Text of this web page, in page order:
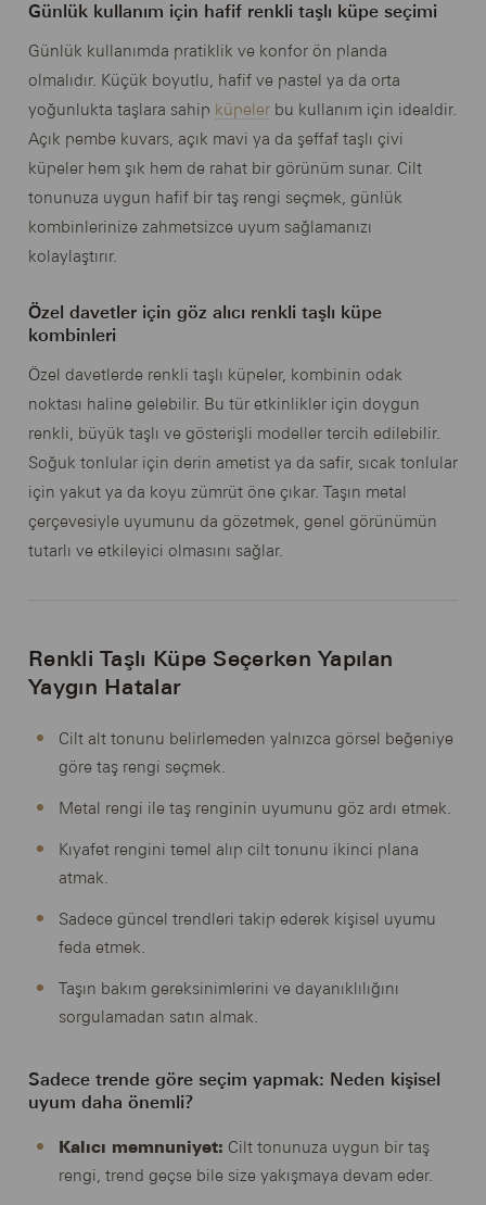
Günlük kullanım için hafif renkli taşlı küpe seçimi
Günlük kullanımda pratiklik ve konfor ön planda
olmalıdır. Küçük boyutlu, hafif ve pastel ya da orta
yoğunlukta taşlara sahip küpeler bu kullanım için idealdir.
Açık pembe kuvars, açık mavi ya da şeffaf taşlı çivi
küpeler hem şık hem de rahat bir görünüm sunar. Cilt
tonunuza uygun hafif bir taş rengi seçmek, günlük
kombinlerinize zahmetsizce uyum sağlamanızı
kolaylaştırır.
Özel davetler için göz alıcı renkli taşlı küpe
kombinleri
Özel davetlerde renkli taşlı küpeler, kombinin odak
noktası haline gelebilir. Bu tür etkinlikler için doygun
renkli, büyük taşlı ve gösterişli modeller tercih edilebilir.
Soğuk tonlular için derin ametist ya da safir, sıcak tonlular
için yakut ya da koyu zümrüt öne çıkar. Taşın metal
çerçevesiyle uyumunu da gözetmek, genel görünümün
tutarlı ve etkileyici olmasını sağlar.
Renkli Taşlı Küpe Seçerken Yapılan
Yaygın Hatalar
Cilt alt tonunu belirlemeden yalnızca görsel beğeniye
göre taş rengi seçmek.
Metal rengi ile taş renginin uyumunu göz ardı etmek.
Kıyafet rengini temel alıp cilt tonunu ikinci plana
atmak.
Sadece güncel trendleri takip ederek kişisel uyumu
feda etmek.
Taşın bakım gereksinimlerini ve dayanıklılığını
sorgulamadan satın almak.
Sadece trende göre seçim yapmak: Neden kişisel
uyum daha önemli?
Kalıcı memnuniyet: Cilt tonunuza uygun bir taş
rengi, trend geçse bile size yakışmaya devam eder.